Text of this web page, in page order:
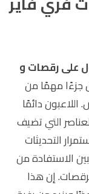
على رقصات و
جزءًا مهمًا من
اللاعبون دائمًا
التي تضيف
التحديثات
الاستفادة من
إن هذا